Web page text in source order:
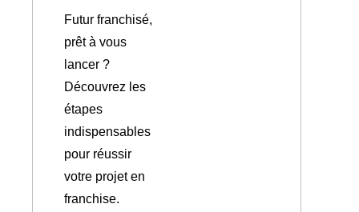
Futur franchisé,
prêt à vous
lancer ?
Découvrez les
étapes
indispensables
pour réussir
votre projet en
franchise.